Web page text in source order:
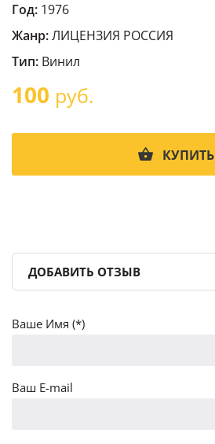
Год: 1976
Жанр:ЛИЦЕНЗИЯ РОССИЯ
Тип: Винил
100 руб.
КУПИТЬ
ДОБАВИТЬ ОТЗЫВ
Ваше Имя (*)
Ваш E-mail